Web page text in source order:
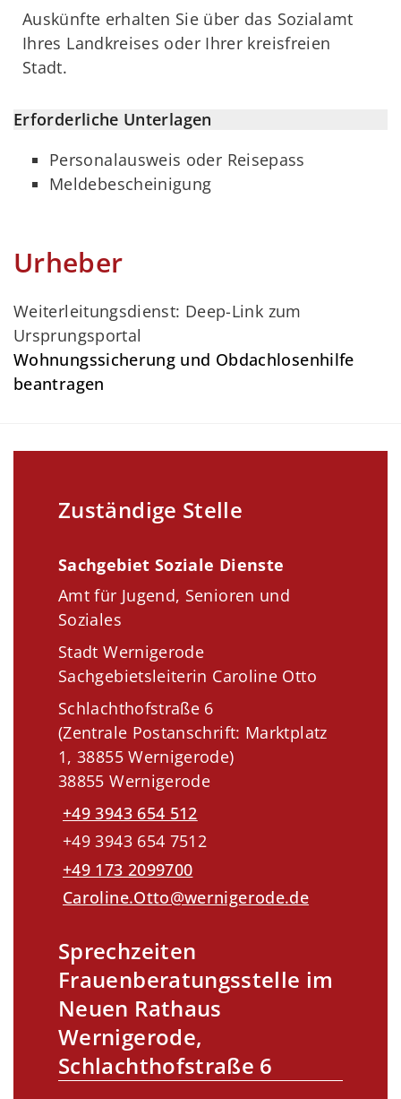
Auskünfte erhalten Sie über das Sozialamt
Ihres Landkreises oder Ihrer kreisfreien
Stadt.
Erforderliche Unterlagen
Personalausweis oder Reisepass
Meldebescheinigung
Urheber
Weiterleitungsdienst: Deep-Link zum
Ursprungsportal
Wohnungssicherung und Obdachlosenhilfe
beantragen
Zuständige Stelle
Sachgebiet Soziale Dienste
Amt für Jugend, Senioren und
Soziales
Stadt Wernigerode
Sachgebietsleiterin Caroline Otto
Schlachthofstraße 6
(Zentrale Postanschrift: Marktplatz
1, 38855 Wernigerode)
38855 Wernigerode
+49 3943 654 512
+49 3943 654 7512
+49 173 2099700
Caroline.Otto@wernigerode.de
Sprechzeiten
Frauenberatungsstelle im
Neuen Rathaus
Wernigerode,
Schlachthofstraße 6